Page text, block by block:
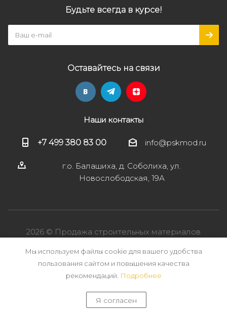
Будьте всегда в курсе!
Оставайтесь на связи
Наши контакты
+7 499 380 83 00 info@pskmod.ru
г.о. Балашиха, д. Соболиха, ул.
Новослободская, 19А
2026 © Продажа строительных материалов
Мы используем файлы cookie для вашего удобства
пользования сайтом и повышения качества
рекомендаций. Подробнее
Я согласен